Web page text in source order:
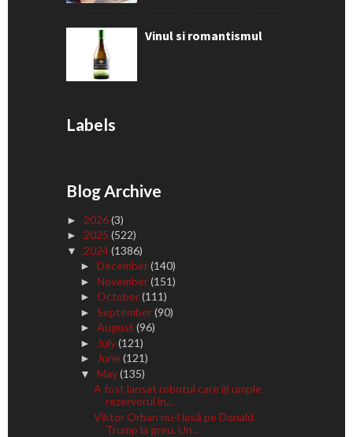
Vinul si romantismul
Labels
Blog Archive
► 2026(3)
► 2025 (522)
▼ 2024(1386)
► December(140)
► November(151)
► October(111)
► September(90)
► August (96)
► July(121)
► June(121)
▼ May(135)
A fost lansat robotul care îți umple
rezervorul în...
Viktor Orban nu-l lasă pe Donald
Trump la greu. Un...